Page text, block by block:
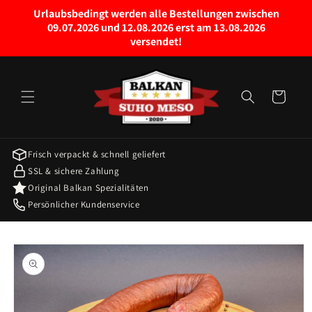
садржај
Urlaubsbedingt werden alle Bestellungen zwischen
09.07.2026 und 12.08.2026 erst am 13.08.2026
versendet!
Frisch verpackt & schnell geliefert
SSL & sichere Zahlung
Original Balkan Spezialitäten
Persönlicher Kundenservice
Пређите на
информације
о производу